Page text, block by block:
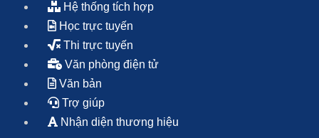
Hệ thống tích hợp
Học trực tuyến
Thi trực tuyến
Văn phòng điện tử
Văn bản
Trợ giúp
Nhận diện thương hiệu